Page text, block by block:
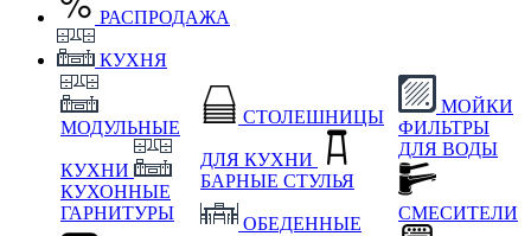
РАСПРОДАЖА
КУХНЯ
МОДУЛЬНЫЕ
КУХНИ
КУХОННЫЕ
ГАРНИТУРЫ
СТОЛЕШНИЦЫ
ДЛЯ КУХНИ
БАРНЫЕ СТУЛЬЯ
ОБЕДЕННЫЕ
МОЙКИ
ФИЛЬТРЫ
ДЛЯ ВОДЫ
СМЕСИТЕЛИ